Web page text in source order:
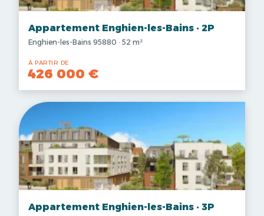
Appartement Enghien-les-Bains · 2P
Enghien-les-Bains 95880 · 52 m²
À PARTIR DE
426 000 €
Appartement Enghien-les-Bains · 3P